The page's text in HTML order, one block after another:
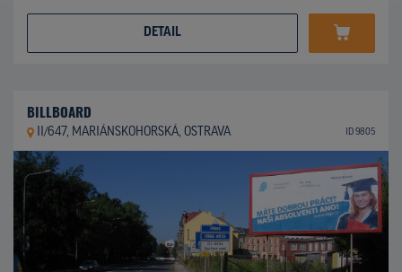
DETAIL
BILLBOARD
II/647, MARIÁNSKOHORSKÁ, OSTRAVA ID 9805